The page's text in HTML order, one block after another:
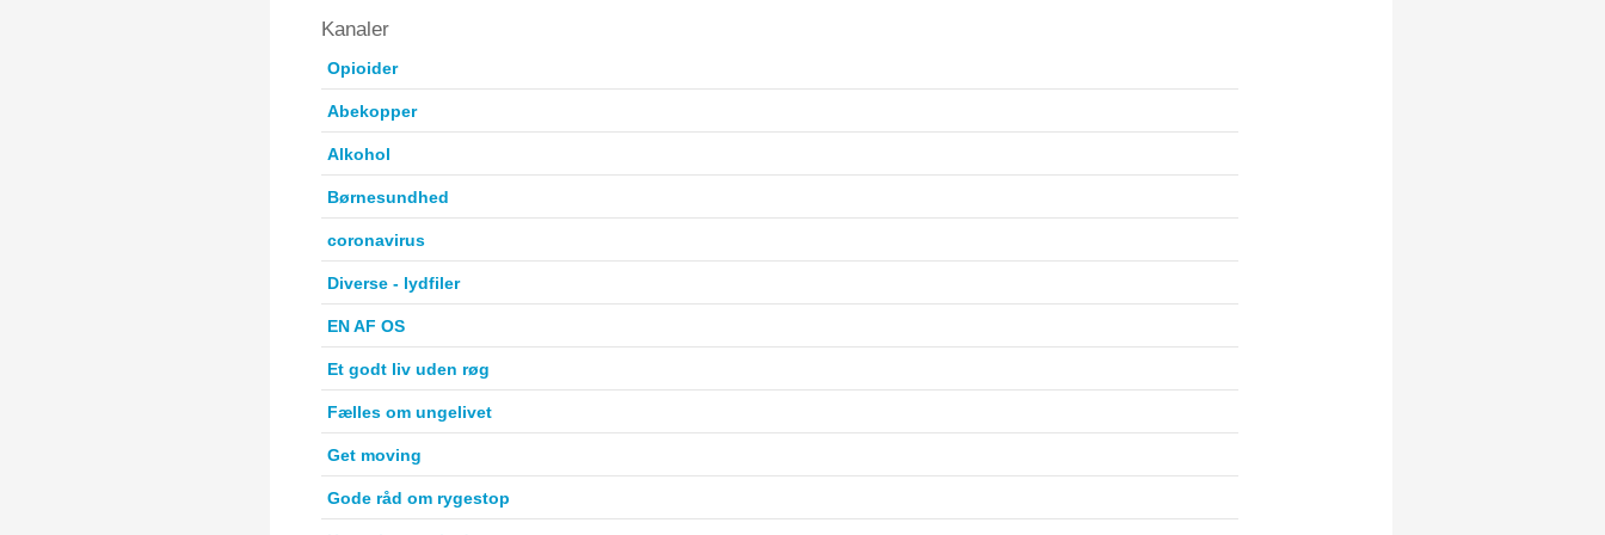
Kanaler
Opioider
Abekopper
Alkohol
Børnesundhed
coronavirus
Diverse - lydfiler
EN AF OS
Et godt liv uden røg
Fælles om ungelivet
Get moving
Gode råd om rygestop